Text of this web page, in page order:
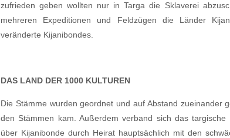
zufrieden geben wollten nur in Targa die Sklaverei
mehreren Expeditionen und Feldzügen die Länder
veränderte Kijanibondes.
DAS LAND DER 1000 KULTUREN
Die Stämme wurden geordnet und auf Abstand zueinander
den Stämmen kam. Außerdem verband sich das
über Kijanibonde durch Heirat hauptsächlich mit den